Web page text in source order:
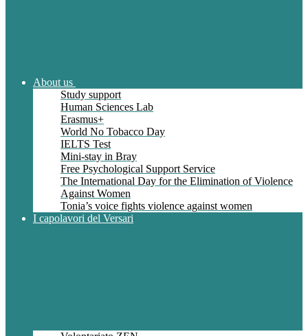
About us
Study support
Human Sciences Lab
Erasmus+
World No Tobacco Day
IELTS Test
Mini-stay in Bray
Free Psychological Support Service
The International Day for the Elimination of Violence
Against Women
Tonia’s voice fights violence against women
I capolavori del Versari